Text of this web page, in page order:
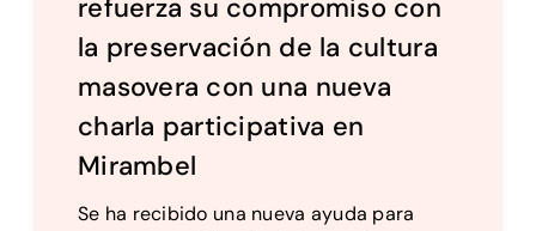
refuerza su compromiso con
la preservación de la cultura
masovera con una nueva
charla participativa en
Mirambel
Se ha recibido una nueva ayuda para